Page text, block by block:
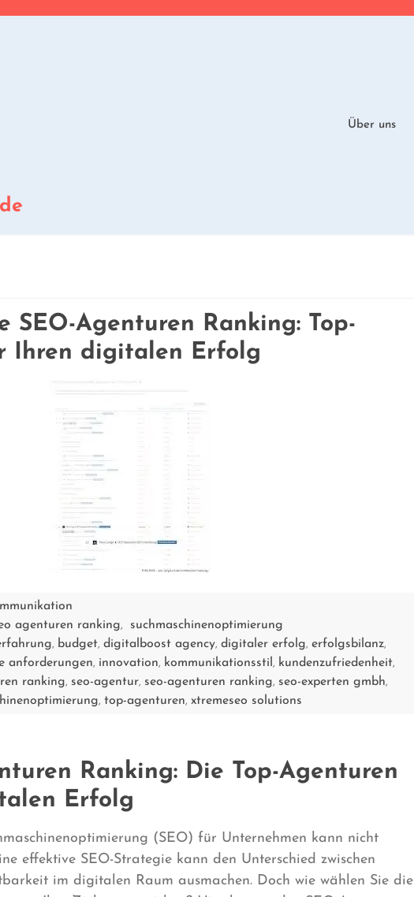
Über uns
SEO-Agenturen Ranking: Top-
Ihren digitalen Erfolg
agenturen ranking,
suchmaschinenoptimierung
, budget,digitalboost agency,digitaler erfolg,erfolgsbilanz,
anforderungen, innovation, kommunikationsstil , kundenzufriedenheit,
ranking, seo-agentur, seo-agenturen ranking, seo-experten gmbh,
,top-agenturen,xtremeseo solutions
Ranking: Die Top-Agenturen
Erfolg
(SEO) für Unternehmen kann nicht
effektive SEO-Strategie kann den Unterschied zwischen
im digitalen Raum ausmachen. Doch wie wählen Sie die